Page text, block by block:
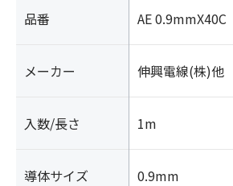
品番 AE 0.9mmX40C
メーカー 伸興電線(株)他
入数/長さ 1m
導体サイズ 0.9mm